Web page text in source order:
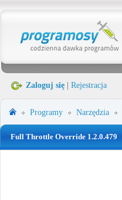
Zaloguj się Rejestracja
Programy Narzędzia
Full Throttle Override 1.2.0.479